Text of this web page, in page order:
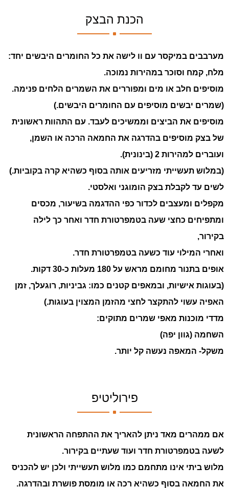
הכנת הבצק
.
מערבבים במיקסר עם וו לישה את כל החומרים היבשים יחד:
מלח, קמח וסוכר במהירות נמוכה.
מוסיפים חלב או מים ומפוררים את השמרים הלחים פנימה.
(שמרים יבשים מוסיפים עם החומרים היבשים.)
מוסיפים את הביצים וממשיכים לעבד. עם התהוות ראשונית
של בצק מוסיפים בהדרגה את החמאה הרכה או השמן,
ועוברים למהירות 2 (בינונית).
(במלוש תעשייתי מזריעים אותה בסוף כשהיא קרה בקוביות.)
לשים עד לקבלת בצק הומוגני ואלסטי.
מקפלים ומעצבים לכדור כפי ההדגמה בשיעור, מכסים
ומתפיחים כחצי שעה בטמפרטורת חדר ואחר כך לילה
בקירור,
ואחרי המילוי עוד כשעה בטמפרטורת חדר.
אופים בתנור מחומם מראש על 180 מעלות כ-30 דקות.
(בעוגות אישיות, ובמאפים קטנים כמו: גביניות, רוגעלך, זמן
האפיה עשוי להתקצר לחצי מהזמן המצוין בעוגות.)
מדדי מוכנות מאפי שמרים מתוקים:
השחמה (גוון יפה)
משקל- המאפה נעשה קל יותר.
פירוליטיפ
.
אם ממהרים מאד ניתן להאריך את ההתפחה הראשונית
לשעה בטמפרטורת חדר ועוד שעתיים בקירור.
מלוש ביתי אינו מתחמם כמו מלוש תעשייתי ולכן יש להכניס
את החמאה בסוף כשהיא רכה או מומסת פושרת ובהדרגה.